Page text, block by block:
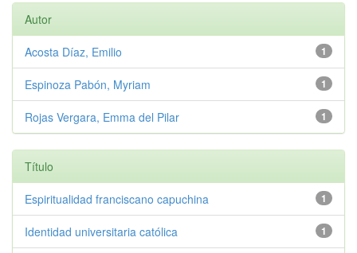
Autor
1
Acosta Díaz, Emilio
1
Espinoza Pabón, Myriam
1
Rojas Vergara, Emma del Pilar
Título
1
Espiritualidad franciscano capuchina
1
Identidad universitaria católica